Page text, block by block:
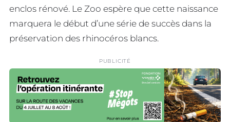
enclos rénové. Le Zoo espère que cette naissance
marquera le début d’une série de succès dans la
préservation des rhinocéros blancs.
PUBLICITÉ